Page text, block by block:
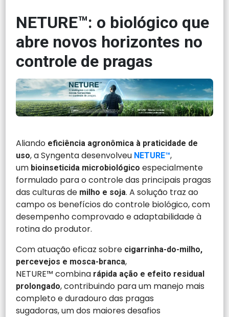
NETURE™: o biológico que
abre novos horizontes no
controle de pragas
Aliando eficiência agronômica à praticidade de
uso, a Syngenta desenvolveu NETURE™,
um bioinseticida microbiológico especialmente
formulado para o controle das principais pragas
das culturas de milho e soja. A solução traz ao
campo os benefícios do controle biológico, com
desempenho comprovado e adaptabilidade à
rotina do produtor.
Com atuação eficaz sobre cigarrinha-do-milho,
percevejos e mosca-branca,
NETURE™ combina rápida ação e efeito residual
prolongado, contribuindo para um manejo mais
completo e duradouro das pragas
sugadoras, um dos maiores desafios